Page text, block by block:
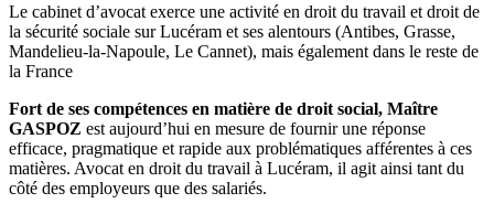
Le cabinet d’avocat exerce une activité en droit du travail et droit de
la sécurité sociale sur Lucéram et ses alentours (Antibes, Grasse,
Mandelieu-la-Napoule, Le Cannet), mais également dans le reste de
la France
Fort de ses compétences en matière de droit social, Maître
GASPOZ est aujourd’hui en mesure de fournir une réponse
efficace, pragmatique et rapide aux problématiques afférentes à ces
matières. Avocat en droit du travail à Lucéram, il agit ainsi tant du
côté des employeurs que des salariés.